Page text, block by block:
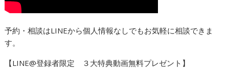
予約・相談はLINEから個人情報なしでもお気軽に相談できま
す。
【LINE@登録者限定 ３大特典動画無料プレゼント】